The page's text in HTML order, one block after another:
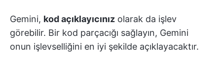
Gemini, kod açıklayıcınız olarak da işlev
görebilir. Bir kod parçacığı sağlayın, Gemini
onun işlevselliğini en iyi şekilde açıklayacaktır.